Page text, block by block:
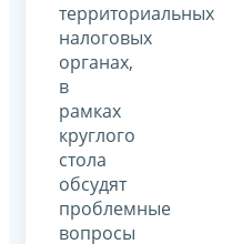
территориальных
налоговых
органах,
в
рамках
круглого
стола
обсудят
проблемные
вопросы